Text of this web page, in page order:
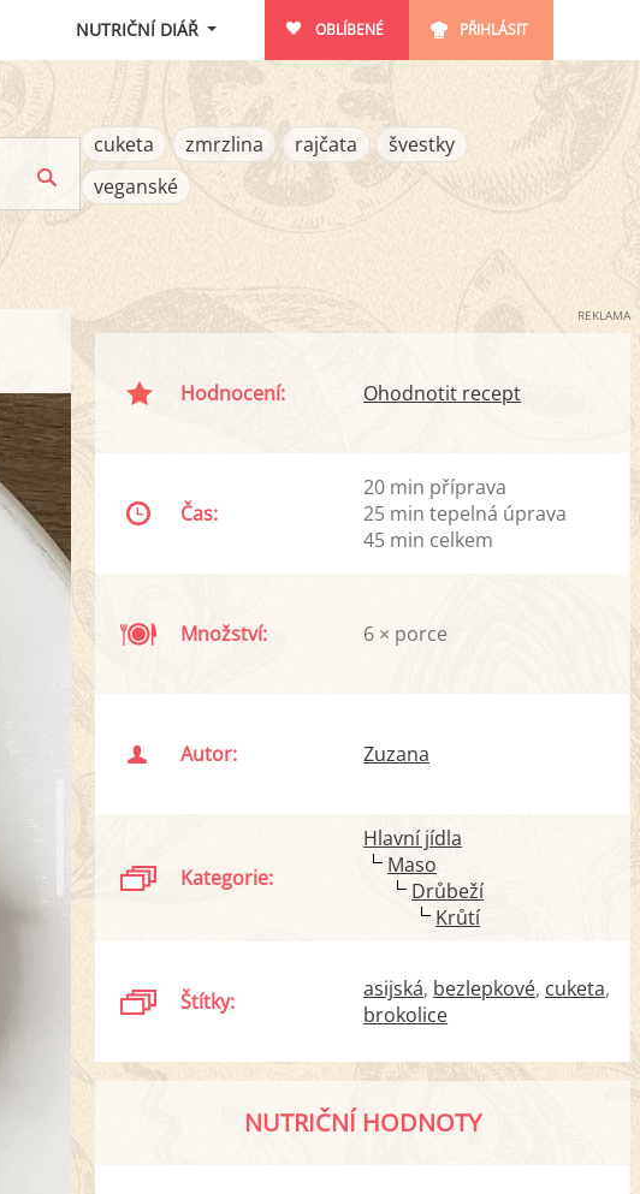
NUTRIČNÍ DIÁŘ OBLÍBENÉ PŘIHLÁSIT
cuketa
zmrzlina rajčata
švestky
veganské
REKLAMA
Hodnocení: Ohodnotit recept
Čas:
20 min příprava
25 min tepelná úprava
45 min celkem
Množství: 6 × porce
Autor: Zuzana
Kategorie:
Hlavní jídla
Maso
Drůbeží
Krůtí
Štítky: asijská bezlepkové cuketa
brokolice
NUTRIČNÍ HODNOTY